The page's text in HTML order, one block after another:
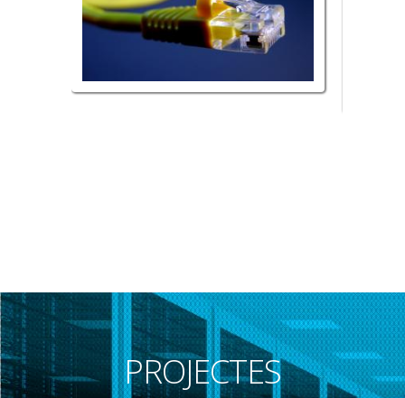
PROJECTES